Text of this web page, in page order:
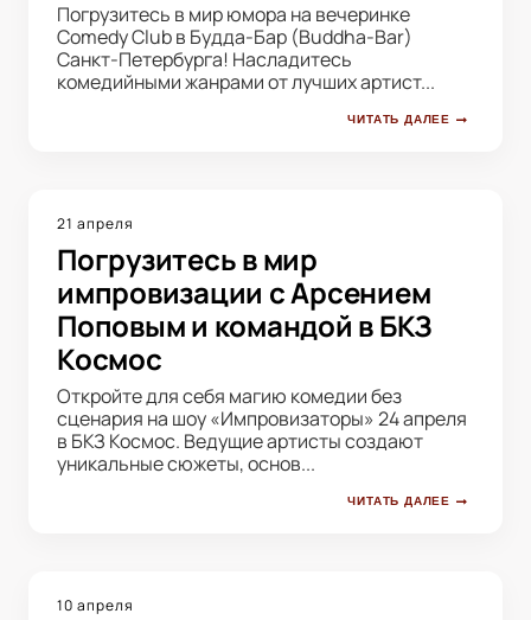
Погрузитесь в мир юмора на вечеринке
Comedy Club в Будда-Бар (Buddha-Bar)
Санкт-Петербурга! Насладитесь
комедийными жанрами от лучших артист...
ЧИТАТЬ ДАЛЕЕ
21 апреля
Погрузитесь в мир
импровизации с Арсением
Поповым и командой в БКЗ
Космос
Откройте для себя магию комедии без
сценария на шоу «Импровизаторы» 24 апреля
в БКЗ Космос. Ведущие артисты создают
уникальные сюжеты, основ...
ЧИТАТЬ ДАЛЕЕ
10 апреля